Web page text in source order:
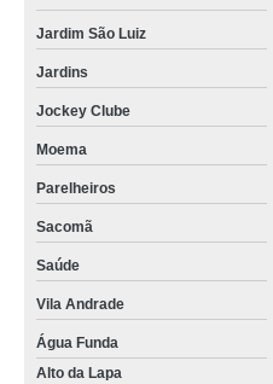
Jardim São Luiz
Jardins
Jockey Clube
Moema
Parelheiros
Sacomã
Saúde
Vila Andrade
Água Funda
Alto da Lapa